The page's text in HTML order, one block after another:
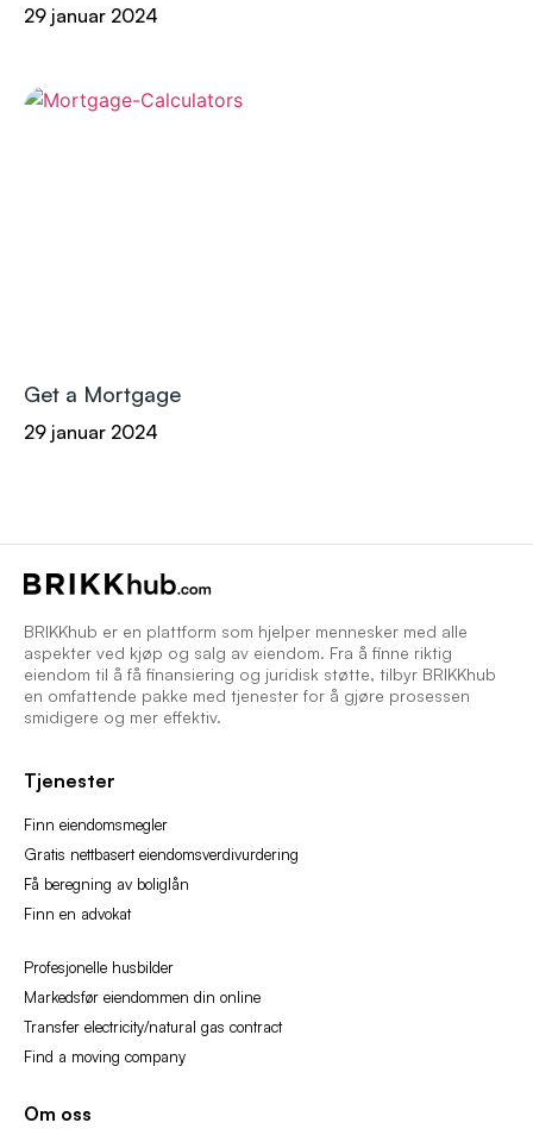
29 januar 2024
Get a Mortgage
29 januar 2024
BRIKKhub er en plattform som hjelper mennesker med alle
aspekter ved kjøp og salg av eiendom. Fra å finne riktig
eiendom til å få finansiering og juridisk støtte, tilbyr BRIKKhub
en omfattende pakke med tjenester for å gjøre prosessen
smidigere og mer effektiv.
Tjenester
Finn eiendomsmegler
Gratis nettbasert eiendomsverdivurdering
Få beregning av boliglån
Finn en advokat
Profesjonelle husbilder
Markedsfør eiendommen din online
Transfer electricity/natural gas contract
Find a moving company
Om oss